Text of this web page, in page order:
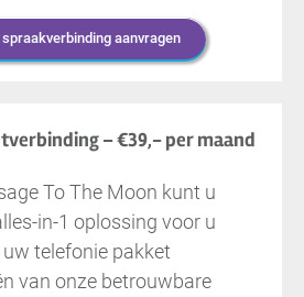
aanvragen
– €39,- per maand
To The Moon kunt u
in-1 oplossing voor u
telefonie pakket
van onze betrouwbare